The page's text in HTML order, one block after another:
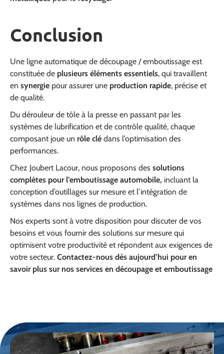
Conclusion
Une ligne automatique de découpage / emboutissage est
constituée de plusieurs éléments essentiels, qui travaillent
en synergie pour assurer une production rapide, précise et
de qualité.
Du dérouleur de tôle à la presse en passant par les
systèmes de lubrification et de contrôle qualité, chaque
composant joue un rôle clé dans l’optimisation des
performances.
Chez Joubert Lacour, nous proposons des solutions
complètes pour l’emboutissage automobile, incluant la
conception d’outillages sur mesure et l’intégration de
systèmes dans nos lignes de production.
Nos experts sont à votre disposition pour discuter de vos
besoins et vous fournir des solutions sur mesure qui
optimisent votre productivité et répondent aux exigences de
votre secteur. Contactez-nous dès aujourd’hui pour en
savoir plus sur nos services en découpage et emboutissage